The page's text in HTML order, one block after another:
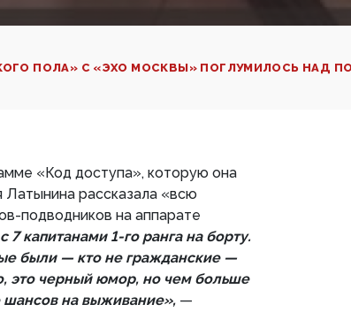
ПОЛА» С «ЭХО МОСКВЫ» ПОГЛУМИЛОСЬ НАД
«Код доступа», которую она
рассказала «всю
подводников на аппарате
капитанами 1-го ранга на борту.
были — кто не гражданские —
это черный юмор, но чем больше
шансов на выживание», —